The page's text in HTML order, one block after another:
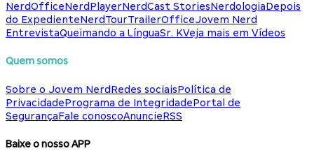
NerdOfficeNerdPlayerNerdCast StoriesNerdologiaDepois
do ExpedienteNerdTourTrailerOfficeJovem Nerd
EntrevistaQueimando a LínguaSr. KVeja mais em Vídeos
Quem somos
Sobre o Jovem NerdRedes sociaisPolítica de
PrivacidadePrograma de IntegridadePortal de
SegurançaFale conoscoAnuncieRSS
Baixe o nosso APP